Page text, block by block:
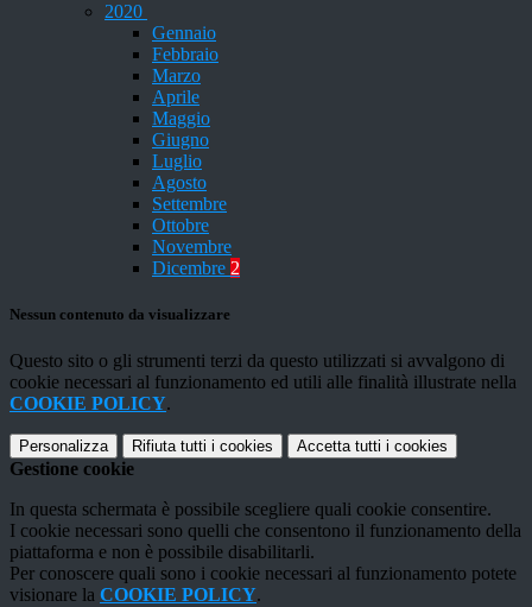
2020
Gennaio
Febbraio
Marzo
Aprile
Maggio
Giugno
Luglio
Agosto
Settembre
Ottobre
Novembre
Dicembre 2
Nessun contenuto da visualizzare
Questo sito o gli strumenti terzi da questo utilizzati si avvalgono di
cookie necessari al funzionamento ed utili alle finalità illustrate nella
COOKIE POLICY.
Personalizza Rifiuta tutti i cookies Accetta tutti i cookies
Gestione cookie
In questa schermata è possibile scegliere quali cookie consentire.
I cookie necessari sono quelli che consentono il funzionamento della
piattaforma e non è possibile disabilitarli.
Per conoscere quali sono i cookie necessari al funzionamento potete
visionare la COOKIE POLICY.